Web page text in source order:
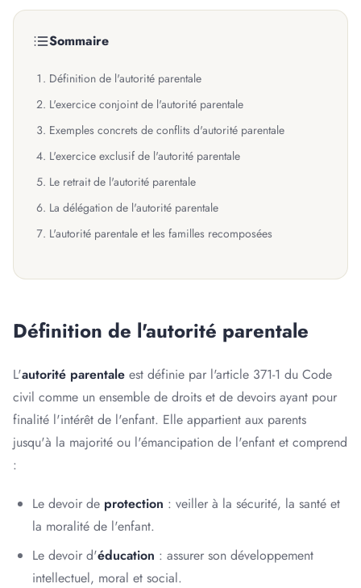
Sommaire
Définition de l'autorité parentale
L'exercice conjoint de l'autorité parentale
Exemples concrets de conflits d'autorité parentale
L'exercice exclusif de l'autorité parentale
Le retrait de l'autorité parentale
La délégation de l'autorité parentale
L'autorité parentale et les familles recomposées
Définition de l'autorité parentale
L'autorité parentale est définie par l'article 371-1 du Code
civil comme un ensemble de droits et de devoirs ayant pour
finalité l'intérêt de l'enfant. Elle appartient aux parents
jusqu'à la majorité ou l'émancipation de l'enfant et comprend
:
Le devoir de protection : veiller à la sécurité, la santé et
la moralité de l'enfant.
Le devoir d'éducation : assurer son développement
intellectuel, moral et social.